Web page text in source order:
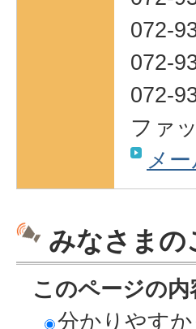
072-
072-
072-
ファ
メ
みなさまの
このページの
分かりやすか